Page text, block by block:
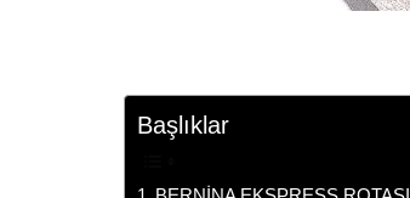
Başlıklar